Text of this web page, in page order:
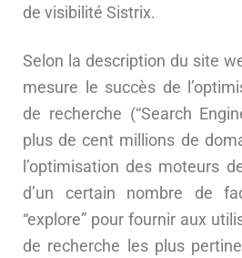
de visibilité Sistrix.
Selon la description du site
mesure le succès de
de recherche (“Search
plus de cent millions de
l’optimisation des moteurs
d’un certain nombre de
“explore” pour fournir aux
de recherche les plus